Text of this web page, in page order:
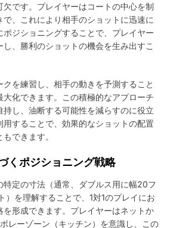
欠です。プレイヤーはコートの中心を制
、これにより相手のショットに迅速に
ポジショニングすることで、プレイヤー
、勝利のショットの機会を生み出すこ
を練習し、相手の動きを予測すること
大化できます。この積極的なアプローチ
持し、油断する可能性を減らすのに役立
用することで、効果的なショットの配置
できます。
くポジショニング戦略
特定の寸法（通常、ダブルス用に幅20フ
）を理解することで、1対1のプレイにお
を形成できます。プレイヤーはネットか
レーゾーン（キッチン）を意識し、この